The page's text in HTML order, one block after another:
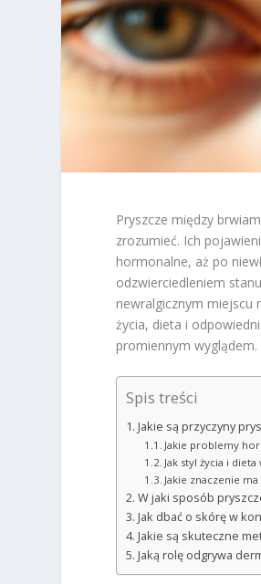
Pryszcze między
zrozumieć. Ich
hormonalne, aż po
odzwierciedleniem
newralgicznym miejscu
życia, dieta i
promiennym wyglądem.
Spis treści
Jakie są przyczyny
Jakie problemy
Jak styl życia i
Jakie znaczenie
W jaki sposób
Jak dbać o skórę w
Jakie są skuteczne
Jaką rolę odgrywa